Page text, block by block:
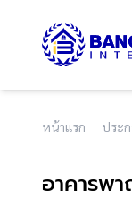
หน้าแรก ประ
อาคารพ